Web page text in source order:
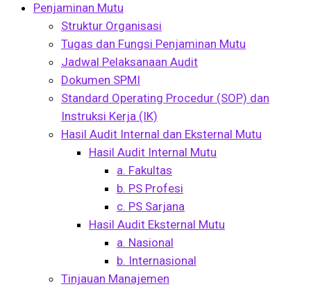
Penjaminan Mutu
Struktur Organisasi
Tugas dan Fungsi Penjaminan Mutu
Jadwal Pelaksanaan Audit
Dokumen SPMI
Standard Operating Procedur (SOP) dan
Instruksi Kerja (IK)
Hasil Audit Internal dan Eksternal Mutu
Hasil Audit Internal Mutu
a. Fakultas
b. PS Profesi
c. PS Sarjana
Hasil Audit Eksternal Mutu
a. Nasional
b. Internasional
Tinjauan Manajemen